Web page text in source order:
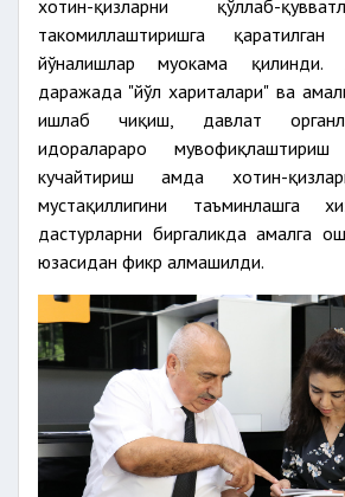
хотин-қизларни қўллаб-
такомиллаштиришга
йўналишлар муҳокама қилинди.
даражада "йўл хариталари" ва
ишлаб чиқиш, давлат
идоралараро мувофиқлаштириш
кучайтириш ҳамда хотин-
мустақиллигини таъминлашга
дастурларни биргаликда амалга
юзасидан фикр алмашилди.